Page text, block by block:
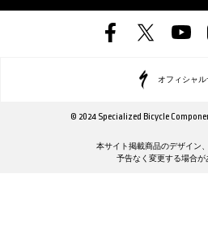
オフィシャル
© 2024 Specialized Bicycle
本サイト掲載商品のデザイン
予告なく変更する場合が